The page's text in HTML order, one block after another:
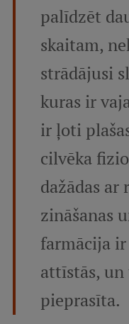
Services & Main
International
Research Breakfast
Completed
Vertically
palīdzēt
skaitam,
strādājusi
kuras ir
ir ļoti
cilvēka
dažādas ar
zināšanas
farmācija
attīstās, un
pieprasīta.